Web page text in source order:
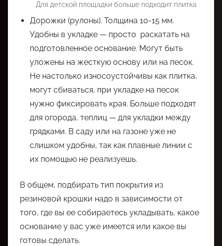
Для детской площадки больше подходит плитка
Дорожки (рулоны). Толщина 10-15 мм.
Удобны в укладке — просто раскатать на
подготовленное основание. Могут быть
уложены на жесткую основу или на песок.
Не настолько износоустойчивы как плитка,
могут сбиваться, при укладке на песок
нужно фиксировать края. Больше подходят
для огорода, теплиц — для укладки между
грядками. В саду или на газоне уже не
слишком удобны, так как плавные линии с
их помощью не реализуешь.
В общем, подбирать тип покрытия из
резиновой крошки надо в зависимости от
того, где вы ее собираетесь укладывать, какое
основание у вас уже имеется или какое вы
готовы сделать.